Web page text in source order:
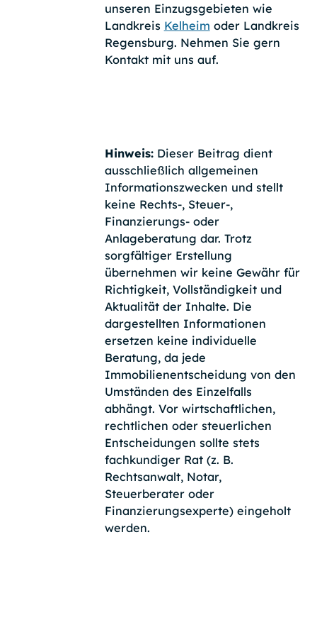
unseren Einzugsgebieten wie
Landkreis Kelheim oder Landkreis
Regensburg. Nehmen Sie gern
Kontakt mit uns auf.
Hinweis:Dieser Beitrag dient
ausschließlich allgemeinen
Informationszwecken und stellt
keine Rechts-, Steuer-,
Finanzierungs- oder
Anlageberatung dar. Trotz
sorgfältiger Erstellung
übernehmen wir keine Gewähr für
Richtigkeit, Vollständigkeit und
Aktualität der Inhalte. Die
dargestellten Informationen
ersetzen keine individuelle
Beratung, da jede
Immobilienentscheidung von den
Umständen des Einzelfalls
abhängt. Vor wirtschaftlichen,
rechtlichen oder steuerlichen
Entscheidungen sollte stets
fachkundiger Rat (z. B.
Rechtsanwalt, Notar,
Steuerberater oder
Finanzierungsexperte) eingeholt
werden.